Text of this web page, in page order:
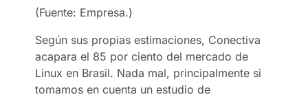
(Fuente: Empresa.)
Según sus propias estimaciones, Conectiva
acapara el 85 por ciento del mercado de
Linux en Brasil. Nada mal, principalmente si
tomamos en cuenta un estudio de